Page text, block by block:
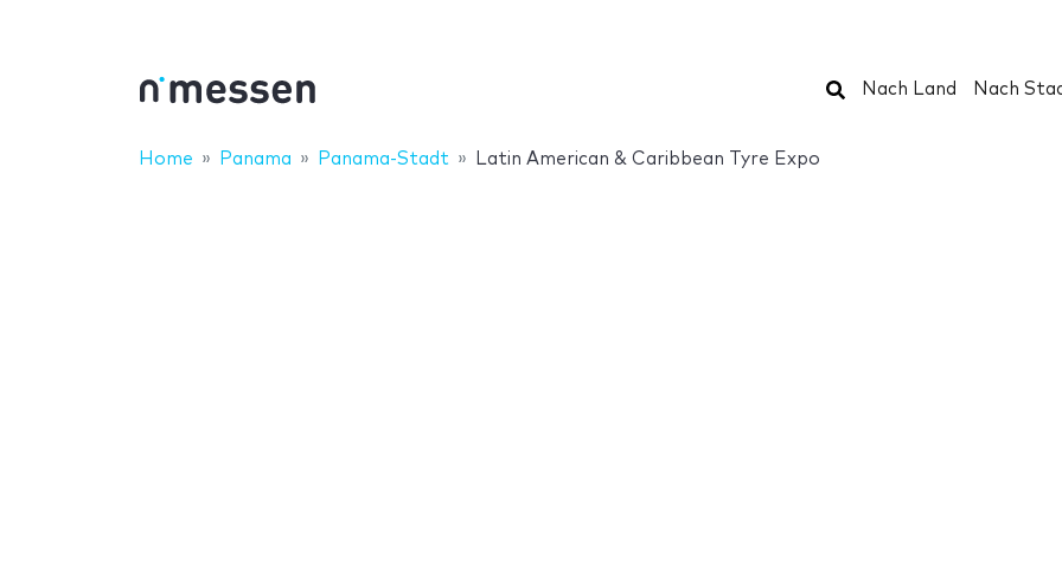
Suchen
Nach Land Nach
Home Panama Panama-Stadt Latin American & Caribbean Tyre Expo